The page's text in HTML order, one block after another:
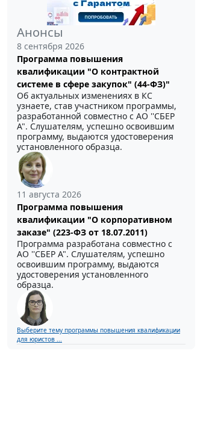
Анонсы
8 сентября 2026
Программа повышения
квалификации "О контрактной
системе в сфере закупок" (44-ФЗ)"
Об актуальных изменениях в КС
узнаете, став участником программы,
разработанной совместно с АО ''СБЕР
А". Слушателям, успешно освоившим
программу, выдаются удостоверения
установленного образца.
11 августа 2026
Программа повышения
квалификации "О корпоративном
заказе" (223-ФЗ от 18.07.2011)
Программа разработана совместно с
АО ''СБЕР А". Слушателям, успешно
освоившим программу, выдаются
удостоверения установленного
образца.
Выберите тему программы повышения квалификации
для юристов ...